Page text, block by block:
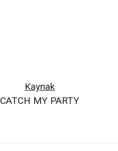
Kaynak
CATCH MY PARTY